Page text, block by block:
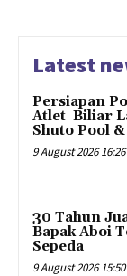
Latest
Persiapan
Atlet Biliar
Shuto Pool
9 August 2026
30 Tahun
Bapak Aboi
Sepeda
9 August 2026